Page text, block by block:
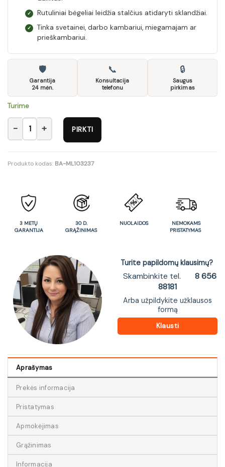
✓ Rutuliniai bėgeliai leidžia stalčius atidaryti sklandžiai.
✓
Tinka svetainei, darbo kambariui, miegamajam ar
prieškambariui.
🛡
Garantija
24 mėn.
📞
Konsultacija
telefonu
🔒
Saugus
pirkimas
Turime
produkto kiekis: Lentyna NUBR02
PIRKTI
Produkto kodas: BA-ML103237
3 METŲ
GARANTIJA
30 D.
GRĄŽINIMAS
NUOLAIDOS
NEMOKAMS
PRISTATYMAS
Turite papildomų klausimų?
Skambinkite tel.
8 656
88181
Arba užpildykite užklausos
formą
Klausti
Aprašymas
Prekės informacija
Pristatymas
Apmokėjimas
Grąžinimas
Informacija